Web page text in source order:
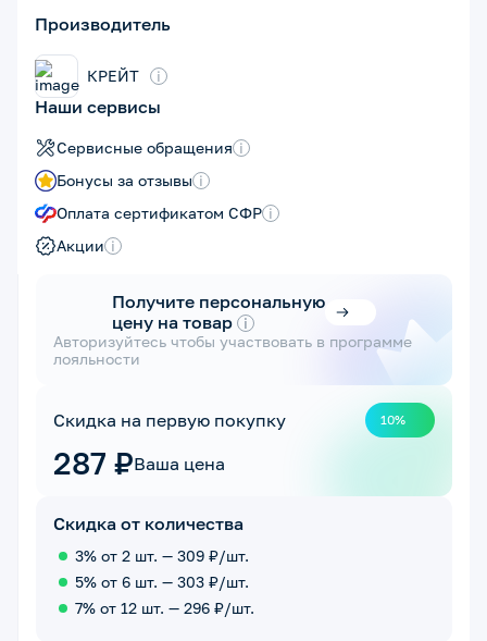
Производитель
КРЕЙТ i
Наши сервисы
Сервисные обращения i
Бонусы за отзывы i
Оплата сертификатом СФР i
Акции i
Получите персональную
цену на товар i
Авторизуйтесь чтобы участвовать в программе
лояльности
Скидка на первую покупку 10%
287 ₽Ваша цена
Скидка от количества
3% от 2 шт. — 309 ₽/шт.
5% от 6 шт. — 303 ₽/шт.
7% от 12 шт. — 296 ₽/шт.